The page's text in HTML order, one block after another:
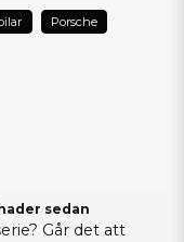
Porsche
sedan
Går det att